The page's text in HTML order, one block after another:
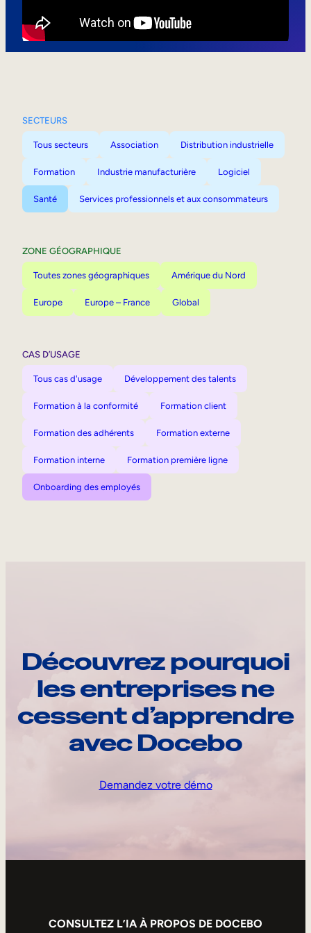
SECTEURS
Tous secteurs Association Distribution industrielle
Formation Industrie manufacturière Logiciel
Santé Services professionnels et aux consommateurs
ZONE GÉOGRAPHIQUE
Toutes zones géographiques Amérique du Nord
Europe Europe – France Global
CAS D’USAGE
Tous cas d'usage Développement des talents
Formation à la conformité Formation client
Formation des adhérents Formation externe
Formation interne Formation première ligne
Onboarding des employés
Découvrez pourquoi
les entreprises ne
cessent d’apprendre
avec Docebo
Demandez votre démo
CONSULTEZ L’IA À PROPOS DE DOCEBO